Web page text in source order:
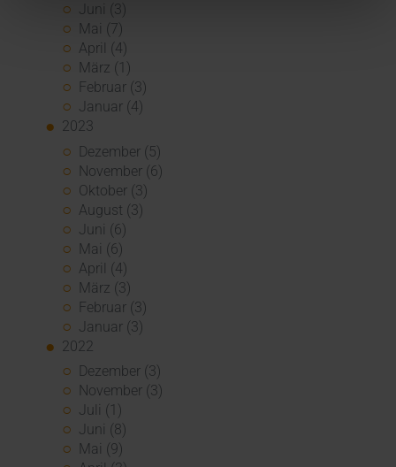
Juni (3)
Mai (7)
April (4)
März (1)
Februar (3)
Januar (4)
2023
Dezember (5)
November (6)
Oktober (3)
August (3)
Juni (6)
Mai (6)
April (4)
März (3)
Februar (3)
Januar (3)
2022
Dezember (3)
November (3)
Juli (1)
Juni (8)
Mai (9)